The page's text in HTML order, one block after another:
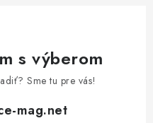
s výberom
Sme tu pre vás!
mag.net